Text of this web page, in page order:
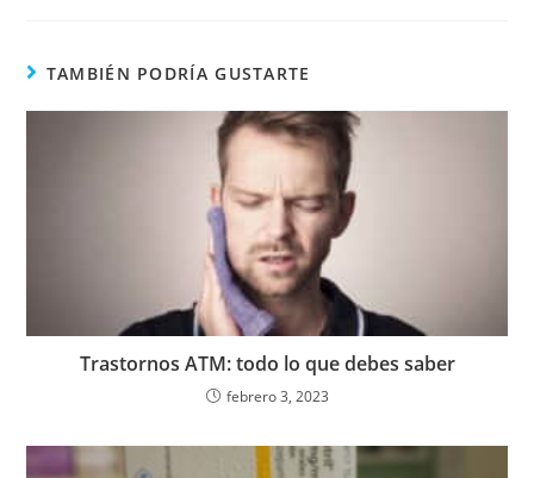
TAMBIÉN PODRÍA GUSTARTE
Trastornos ATM: todo lo que debes saber
febrero 3, 2023